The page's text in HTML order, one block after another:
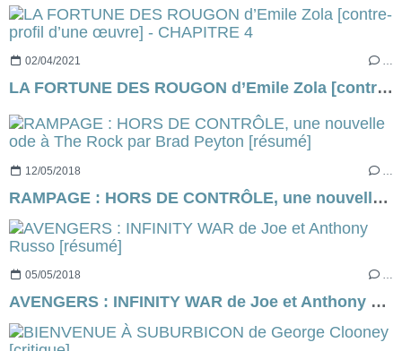
02/04/2021 …
LA FORTUNE DES ROUGON d’Emile Zola [contre-profil d’une œuvre] - CHAPITRE 4
12/05/2018
RAMPAGE : HORS DE CONTRÔLE, une nouvelle ode à The Rock par Brad Peyton [résumé]
05/05/2018 …
AVENGERS : INFINITY WAR de Joe et Anthony Russo [résumé]